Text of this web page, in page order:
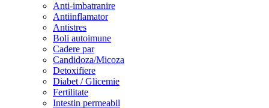
Anti-imbatranire
Antiinflamator
Antistres
Boli autoimune
Cadere par
Candidoza/Micoza
Detoxifiere
Diabet / Glicemie
Fertilitate
Intestin permeabil